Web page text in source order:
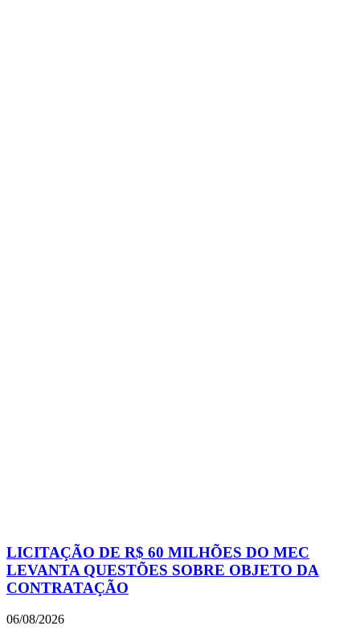
LICITAÇÃO DE R$ 60 MILHÕES DO MEC
LEVANTA QUESTÕES SOBRE OBJETO DA
CONTRATAÇÃO
06/08/2026